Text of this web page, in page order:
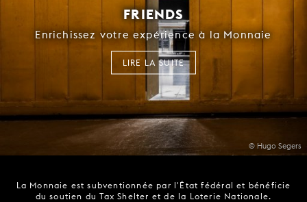
© Hugo Segers
FRIENDS
Enrichissez votre expérience à la Monnaie
LIRE LA SUITE
La Monnaie est subventionnée par l'État fédéral et bénéficie
du soutien du Tax Shelter et de la Loterie Nationale.